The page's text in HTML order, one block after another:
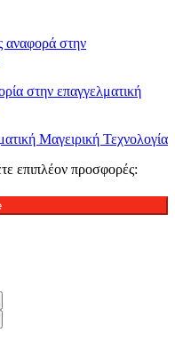
αναφορά στην
στην επαγγελματική
Μαγειρική Τεχνολογία
επιπλέον προσφορές: